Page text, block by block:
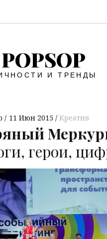
POPSOP
И ТРЕНДЫ
11 Июн 2015 Креатив
герои,